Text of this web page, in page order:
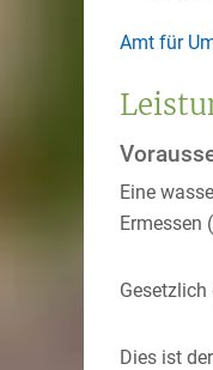
Amt für
Eine
Ermessen
Dies ist